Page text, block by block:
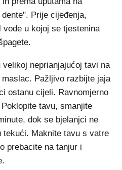
Prije cijeđenja,
u kojoj se tjestenina
neprianjajućoj tavi na
Pažljivo razbijte jaja
ostanu cijeli. Ravnomjerno
tavu, smanjite
dok se bjelanjci ne
tekući. Maknite tavu s vatre
prebacite na tanjur i